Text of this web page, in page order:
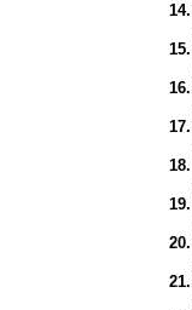
14.
15.
16.
17.
18.
19.
20.
21.